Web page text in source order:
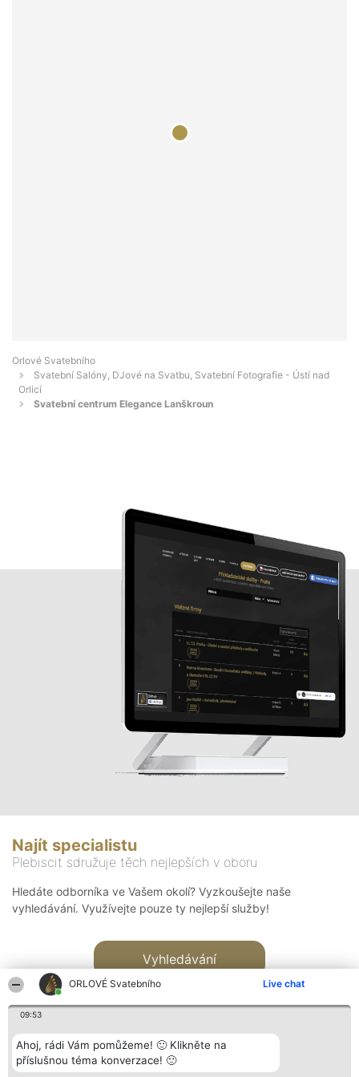
ORLOVÉ Svatebního Live chat
09:53
Ahoj, rádi Vám pomůžeme! 🙂 Klikněte na
příslušnou téma konverzace! 🙂
Orlové Svatebního
Svatební Salóny, DJové na Svatbu, Svatební Fotografie - Ústí nad
Orlicí
Svatební centrum Elegance Lanškroun
Najít specialistu
Plebiscit sdružuje těch nejlepších v oboru
Hledáte odborníka ve Vašem okolí? Vyzkoušejte naše
vyhledávání. Využívejte pouze ty nejlepší služby!
Vyhledávání